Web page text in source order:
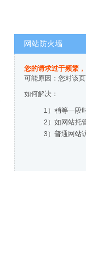
网站防火墙
您的请求过于频繁
可能原因：您对该
如何解决：
1）稍等一段
2）如网站托
3）普通网站